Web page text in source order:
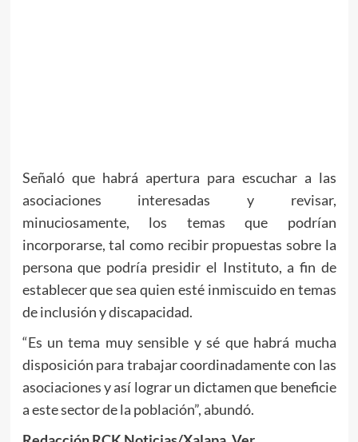
Señaló que habrá apertura para escuchar a las
asociaciones interesadas y revisar,
minuciosamente, los temas que podrían
incorporarse, tal como recibir propuestas sobre la
persona que podría presidir el Instituto, a fin de
establecer que sea quien esté inmiscuido en temas
de inclusión y discapacidad.
“Es un tema muy sensible y sé que habrá mucha
disposición para trabajar coordinadamente con las
asociaciones y así lograr un dictamen que beneficie
a este sector de la población”, abundó.